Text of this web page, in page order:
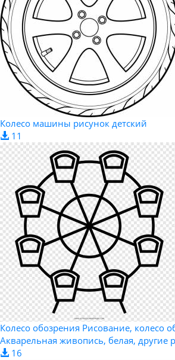
Колесо машины рисунок детский
11
Колесо обозрения Рисование, колесо
Акварельная живопись, белая, другие
16